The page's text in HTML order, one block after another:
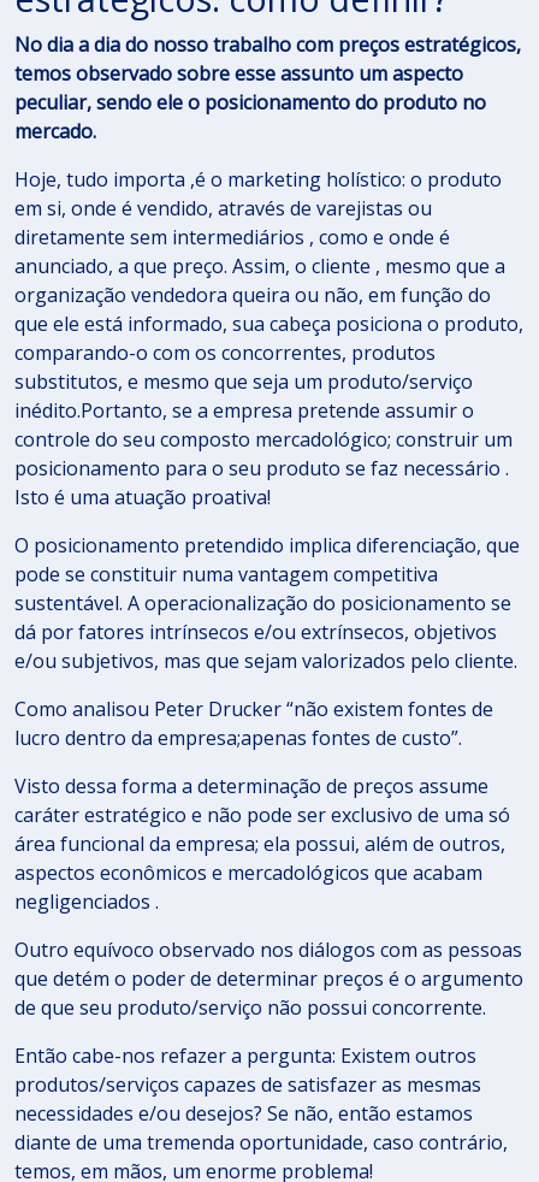
No dia a dia do nosso trabalho com preços estratégicos,
temos observado sobre esse assunto um aspecto
peculiar, sendo ele o posicionamento do produto no
mercado.
Hoje, tudo importa ,é o marketing holístico: o produto
em si, onde é vendido, através de varejistas ou
diretamente sem intermediários , como e onde é
anunciado, a que preço. Assim, o cliente , mesmo que a
organização vendedora queira ou não, em função do
que ele está informado, sua cabeça posiciona o produto,
comparando-o com os concorrentes, produtos
substitutos, e mesmo que seja um produto/serviço
inédito.Portanto, se a empresa pretende assumir o
controle do seu composto mercadológico; construir um
posicionamento para o seu produto se faz necessário .
Isto é uma atuação proativa!
O posicionamento pretendido implica diferenciação, que
pode se constituir numa vantagem competitiva
sustentável. A operacionalização do posicionamento se
dá por fatores intrínsecos e/ou extrínsecos, objetivos
e/ou subjetivos, mas que sejam valorizados pelo cliente.
Como analisou Peter Drucker “não existem fontes de
lucro dentro da empresa;apenas fontes de custo”.
Visto dessa forma a determinação de preços assume
caráter estratégico e não pode ser exclusivo de uma só
área funcional da empresa; ela possui, além de outros,
aspectos econômicos e mercadológicos que acabam
negligenciados .
Outro equívoco observado nos diálogos com as pessoas
que detém o poder de determinar preços é o argumento
de que seu produto/serviço não possui concorrente.
Então cabe-nos refazer a pergunta: Existem outros
produtos/serviços capazes de satisfazer as mesmas
necessidades e/ou desejos? Se não, então estamos
diante de uma tremenda oportunidade, caso contrário,
temos, em mãos, um enorme problema!